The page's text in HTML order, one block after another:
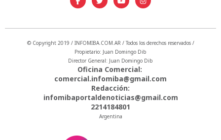
© Copyright 2019 / INFOMIBA.COM.AR / Todos los derechos reservados /
Propietario: Juan Domingo Dib
Director General: Juan Domingo Dib
Oficina Comercial:
comercial.infomiba@gmail.com
Redacción:
infomibaportaldenoticias@gmail.com
2214184801
Argentina